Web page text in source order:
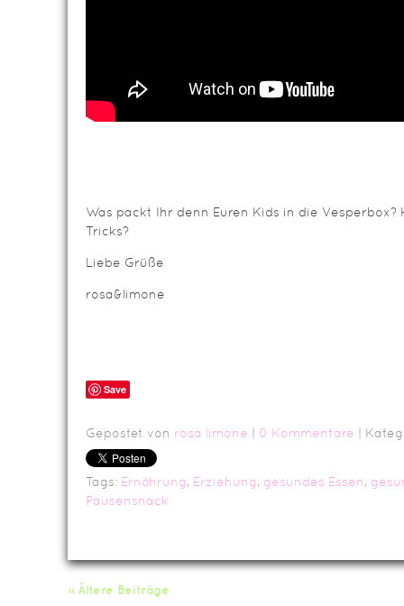
Was packt Ihr denn Euren Kids in die
Tricks?
Liebe Grüße
rosa&limone
Save
Gepostet von rosa limone 0 Kommentare |
Tags: Ernährung, Erziehung, gesundes Essen,
Pausensnack
« Ältere Beiträge